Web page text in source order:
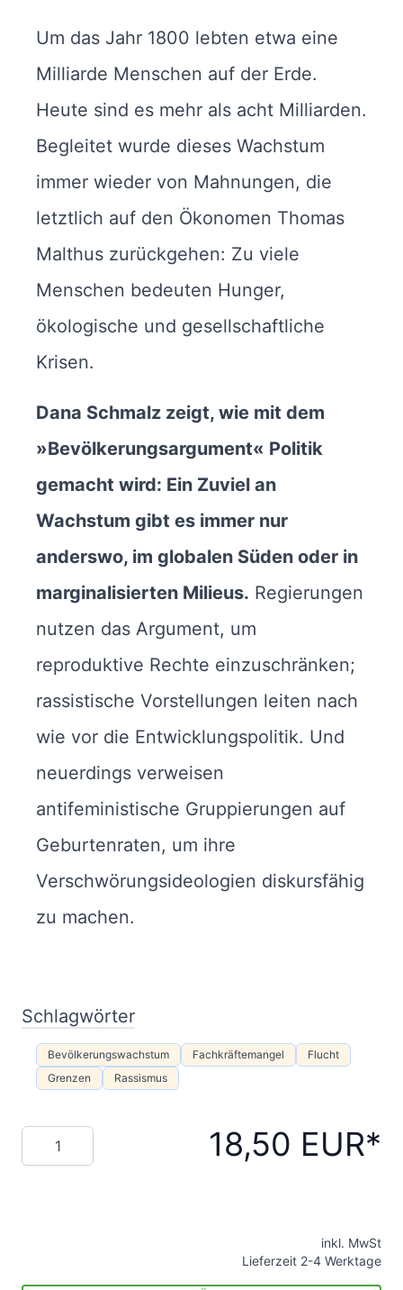
Um das Jahr 1800 lebten etwa eine
Milliarde Menschen auf der Erde.
Heute sind es mehr als acht Milliarden.
Begleitet wurde dieses Wachstum
immer wieder von Mahnungen, die
letztlich auf den Ökonomen Thomas
Malthus zurückgehen: Zu viele
Menschen bedeuten Hunger,
ökologische und gesellschaftliche
Krisen.
Dana Schmalz zeigt, wie mit dem
»Bevölkerungsargument« Politik
gemacht wird: Ein Zuviel an
Wachstum gibt es immer nur
anderswo, im globalen Süden oder in
marginalisierten Milieus. Regierungen
nutzen das Argument, um
reproduktive Rechte einzuschränken;
rassistische Vorstellungen leiten nach
wie vor die Entwicklungspolitik. Und
neuerdings verweisen
antifeministische Gruppierungen auf
Geburtenraten, um ihre
Verschwörungsideologien diskursfähig
zu machen.
Schlagwörter
Bevölkerungswachstum Fachkräftemangel
Flucht
Grenzen
Rassismus
Menge 18,50 EUR
inkl. MwSt
Lieferzeit 2-4 Werktage